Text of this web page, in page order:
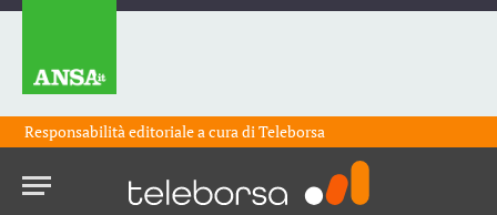
Responsabilità editoriale a cura diTeleborsa